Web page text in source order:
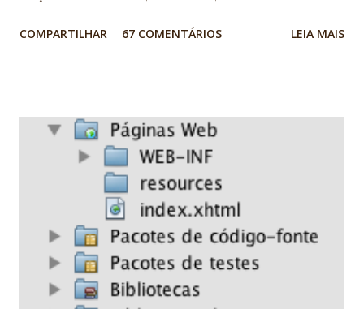
architecture. 5. Open-mind community: using JSF you are
2.0. People are working really hard! 8. Many professionals
now available 9. It's a standard. It's JCP. Before complain,
report and help! 10. Ed Burns, spec leader, is an old
Globalcode community friend! EXTRA: My wife is specialist
in JSF. She's my F1 for JSF :) Nice job JSF community! -
Vinicius Senger
COMPARTILHAR 67 COMENTÁRIOS LEIA MAIS